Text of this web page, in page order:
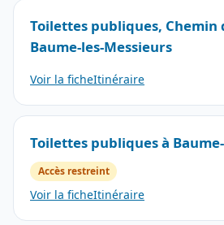
Toilettes publiques, Chemin
Baume-les-Messieurs
Voir la ficheItinéraire
Toilettes publiques à
Accès restreint
Voir la ficheItinéraire